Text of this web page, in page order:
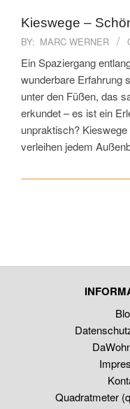
Kieswege –
2023-
07
BY: MARC WERNER
Ein Spaziergang
wunderbare Erfahrung
unter den Füßen, das
erkundet – es ist ein
unpraktisch?
verleihen jedem
Quadratmeter